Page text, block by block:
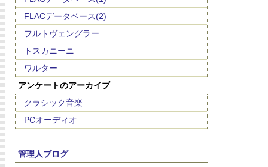
FLACデータベース(2)
フルトヴェングラー
トスカニーニ
ワルター
アンケートのアーカイブ
クラシック音楽
PCオーディオ
管理人ブログ